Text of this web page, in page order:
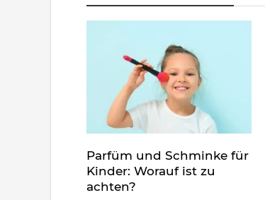
Parfüm und Schminke für
Kinder: Worauf ist zu
achten?